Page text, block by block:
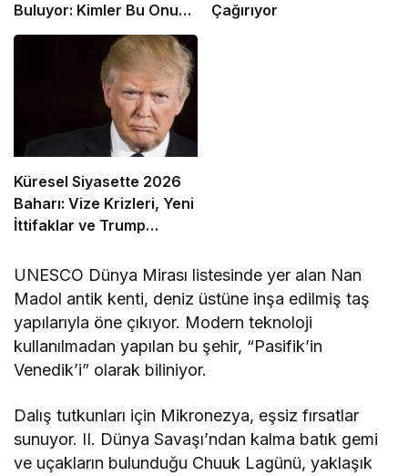
Buluyor: Kimler Bu Onura
Layık Görüldü?
Çağırıyor
Küresel Siyasette 2026
Baharı: Vize Krizleri, Yeni
İttifaklar ve Trump
UNESCO Dünya Mirası listesinde yer alan Nan
Madol antik kenti, deniz üstüne inşa edilmiş taş
yapılarıyla öne çıkıyor. Modern teknoloji
kullanılmadan yapılan bu şehir, “Pasifik’in
Venedik’i” olarak biliniyor.
Dalış tutkunları için Mikronezya, eşsiz fırsatlar
sunuyor. II. Dünya Savaşı’ndan kalma batık gemi
ve uçakların bulunduğu Chuuk Lagünü, yaklaşık